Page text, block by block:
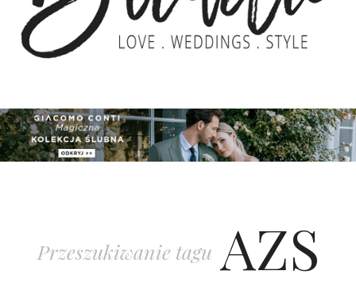
REKLAMA
ADVERTISING
ZGŁOSZENIA
Przeszukiwanie tagu AZS